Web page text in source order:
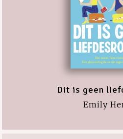
Dit is geen
Emily